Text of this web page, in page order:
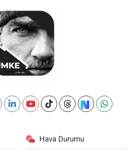
Hava Durumu